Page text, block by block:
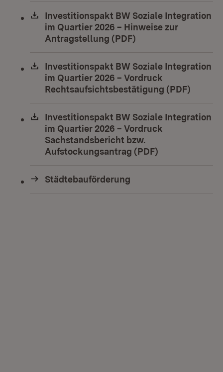
Download:
Investitionspakt BW Soziale Integration
im Quartier 2026 – Hinweise zur
Antragstellung (PDF)
Download:
Investitionspakt BW Soziale Integration
im Quartier 2026 – Vordruck
Rechtsaufsichtsbestätigung (PDF)
Download:
Investitionspakt BW Soziale Integration
im Quartier 2026 – Vordruck
Sachstandsbericht bzw.
Aufstockungsantrag (PDF)
Städtebauförderung